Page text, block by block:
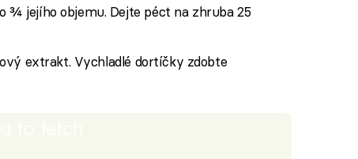
jejího objemu. Dejte péct na zhruba 25
extrakt. Vychladlé dortíčky zdobte